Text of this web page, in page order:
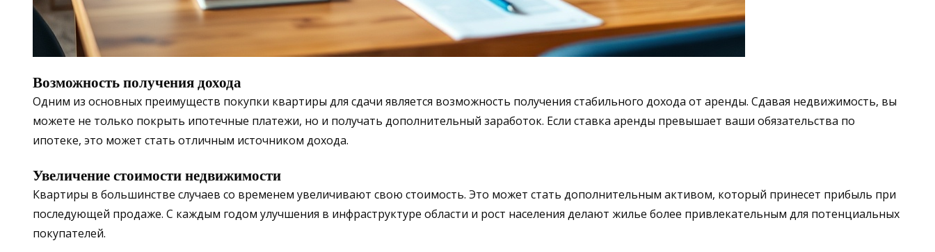
Возможность получения дохода
Одним из основных преимуществ покупки квартиры для сдачи является возможность получения стабильного дохода от аренды. Сдавая недвижимость, вы
можете не только покрыть ипотечные платежи, но и получать дополнительный заработок. Если ставка аренды превышает ваши обязательства по
ипотеке, это может стать отличным источником дохода.
Увеличение стоимости недвижимости
Квартиры в большинстве случаев со временем увеличивают свою стоимость. Это может стать дополнительным активом, который принесет прибыль при
последующей продаже. С каждым годом улучшения в инфраструктуре области и рост населения делают жилье более привлекательным для потенциальных
покупателей.